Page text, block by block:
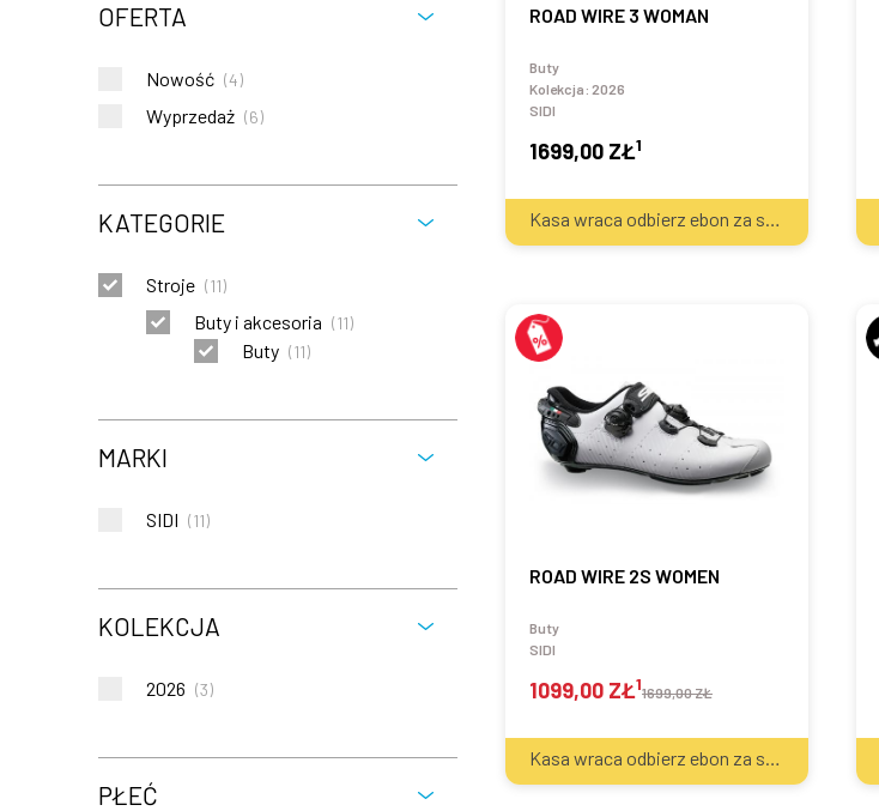
OFERTA
Nowość (4)
Wyprzedaż (6)
KATEGORIE
Stroje (11)
Buty i akcesoria (11)
Buty (11)
MARKI
SIDI (11)
KOLEKCJA
2026 (3)
PŁEĆ
ROAD WIRE 3 WOMAN
Buty
Kolekcja: 2026
SIDI
1699,00 ZŁ1
Kasa wraca odbierz ebon za sprzęt
ROAD WIRE 2S WOMEN
Buty
SIDI
1099,00 ZŁ11699,00 ZŁ
Kasa wraca odbierz ebon za sprzęt